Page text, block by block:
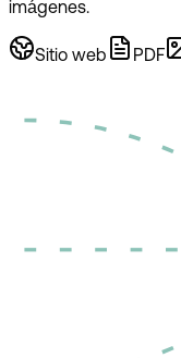
imágenes.
Sitio web PDF